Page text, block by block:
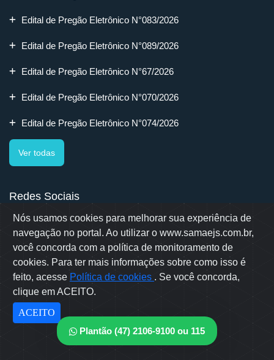
Nós usamos cookies para melhorar sua experiência de
navegação no portal. Ao utilizar o www.samaejs.com.br,
você concorda com a política de monitoramento de
cookies. Para ter mais informações sobre como isso é
feito, acesse Política de cookies . Se você concorda,
clique em ACEITO.
ACEITO
Edital de Pregão Eletrônico N°083/2026
Edital de Pregão Eletrônico N°089/2026
Edital de Pregão Eletrônico N°67/2026
Edital de Pregão Eletrônico N°070/2026
Edital de Pregão Eletrônico N°074/2026
Ver todas
Redes Sociais
Rua Erwino Menegotti, 478 - Bairro Água Verde - Jaraguá do Sul
- SC
Samae © 2022 - Todos os direitos reservados
Desenvolvido por: OWL Mídia Agência Digital
Plantão (47) 2106-9100 ou 115